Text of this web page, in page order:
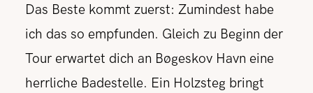
Das Beste kommt zuerst: Zumindest habe
ich das so empfunden. Gleich zu Beginn der
Tour erwartet dich an Bøgeskov Havn eine
herrliche Badestelle. Ein Holzsteg bringt